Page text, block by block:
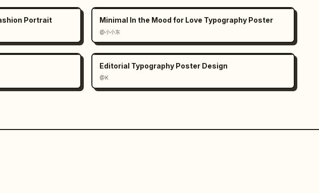
Portrait Minimal In the Mood for Love Typography Poster
@小小东
Editorial Typography Poster Design
@K